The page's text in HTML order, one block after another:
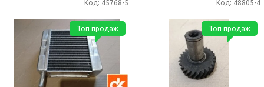
Код: 45768-5 Код: 48805-4
Топ продаж Топ продаж